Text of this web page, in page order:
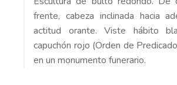
frente, cabeza inclinada hacia
actitud orante. Viste hábito
capuchón rojo (Orden de
en un monumento funerario.